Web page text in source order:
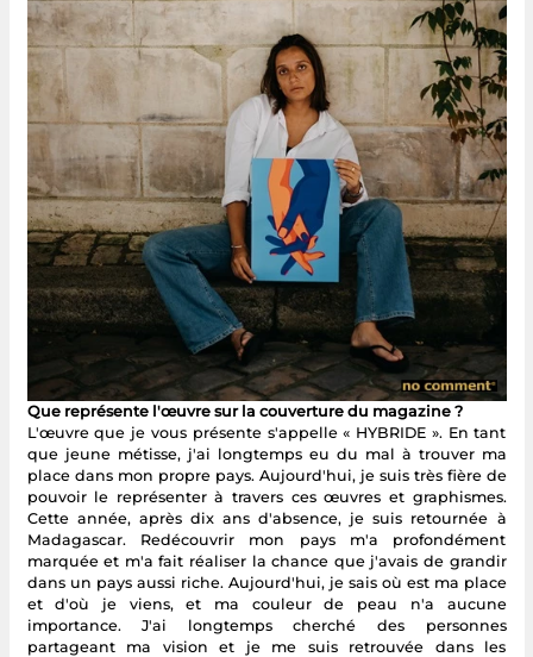
Que représente l'œuvre sur la couverture du magazine ?
L'œuvre que je vous présente s'appelle « HYBRIDE ». En tant
que jeune métisse, j'ai longtemps eu du mal à trouver ma
place dans mon propre pays. Aujourd'hui, je suis très fière de
pouvoir le représenter à travers ces œuvres et graphismes.
Cette année, après dix ans d'absence, je suis retournée à
Madagascar. Redécouvrir mon pays m'a profondément
marquée et m'a fait réaliser la chance que j'avais de grandir
dans un pays aussi riche. Aujourd'hui, je sais où est ma place
et d'où je viens, et ma couleur de peau n'a aucune
importance. J'ai longtemps cherché des personnes
partageant ma vision et je me suis retrouvée dans les